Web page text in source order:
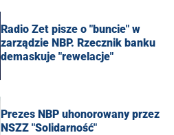
Radio Zet pisze o "buncie" w
zarządzie NBP. Rzecznik banku
demaskuje "rewelacje"
Prezes NBP uhonorowany przez
NSZZ "Solidarność"